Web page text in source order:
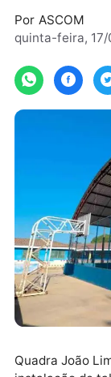
vão atender
quinta-feira,